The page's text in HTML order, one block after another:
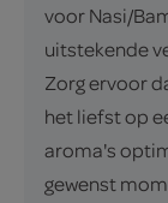
voor Nasi/
uitstekende
Zorg ervoor
het liefst op
aroma's
gewenst